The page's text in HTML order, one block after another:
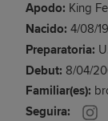
Apodo: King
Nacido: 4/08/
Preparatoria:
Debut: 8/04/
Familiar(es):
Seguira: